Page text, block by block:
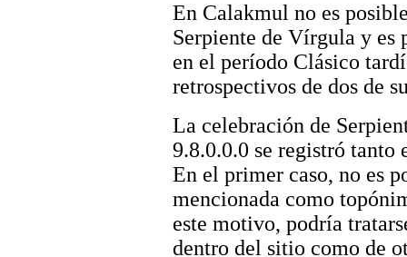
En Calakmul no es
Serpiente de Vírgula y es
en el período Clásico
retrospectivos de dos de
La celebración de
9.8.0.0.0 se registró tanto
En el primer caso, no es
mencionada como
este motivo, podría
dentro del sitio como de